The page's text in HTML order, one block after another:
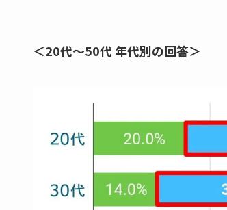
＜20代～50代 年代別の回答＞